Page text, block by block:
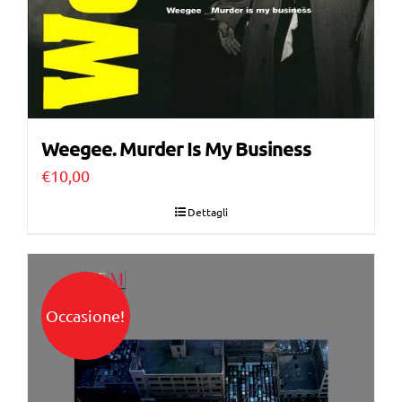
Weegee. Murder Is My Business
€10,00
Dettagli
Occasione!